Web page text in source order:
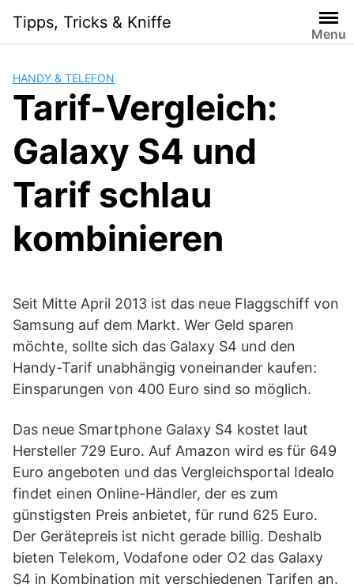
content
Tipps, Tricks & Kniffe
Menu
HANDY & TELEFON
Tarif-Vergleich:
Galaxy S4 und
Tarif schlau
kombinieren
Seit Mitte April 2013 ist das neue Flaggschiff von
Samsung auf dem Markt. Wer Geld sparen
möchte, sollte sich das Galaxy S4 und den
Handy-Tarif unabhängig voneinander kaufen:
Einsparungen von 400 Euro sind so möglich.
Das neue Smartphone Galaxy S4 kostet laut
Hersteller 729 Euro. Auf Amazon wird es für 649
Euro angeboten und das Vergleichsportal Idealo
findet einen Online-Händler, der es zum
günstigsten Preis anbietet, für rund 625 Euro.
Der Gerätepreis ist nicht gerade billig. Deshalb
bieten Telekom, Vodafone oder O2 das Galaxy
S4 in Kombination mit verschiedenen Tarifen an.